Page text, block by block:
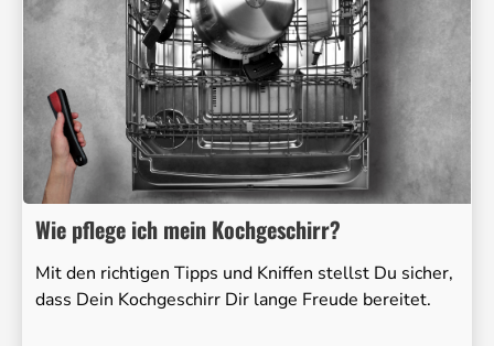
Wie pflege ich mein Kochgeschirr?
Mit den richtigen Tipps und Kniffen stellst Du sicher,
dass Dein Kochgeschirr Dir lange Freude bereitet.